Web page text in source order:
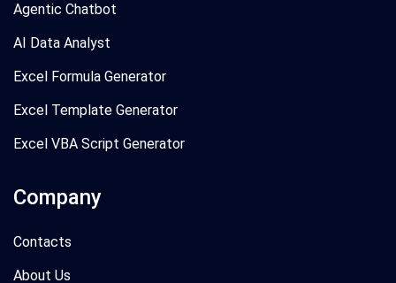
Agentic Chatbot
AI Data Analyst
Excel Formula Generator
Excel Template Generator
Excel VBA Script Generator
Company
Contacts
About Us